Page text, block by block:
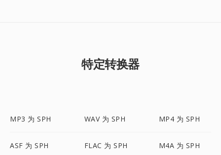
特定转换器
MP3 为 SPH WAV 为 SPH MP4 为 SPH
ASF 为 SPH FLAC 为 SPH M4A 为 SPH